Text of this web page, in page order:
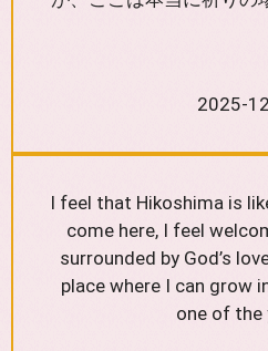
2025-
I feel that Hikoshima is
come here, I feel
surrounded by God’s
place where I can grow
one of the